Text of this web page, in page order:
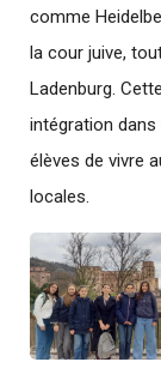
comme
la cour juive,
Ladenburg.
intégration
élèves de vivre
locales.